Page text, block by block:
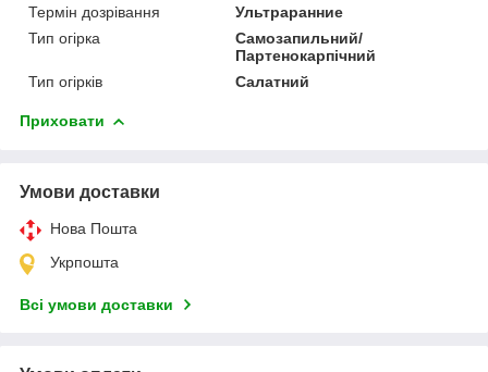
Термін дозрівання
Ультраранние
Тип огірка
Самозапильний/
Партенокарпічний
Тип огірків
Салатний
Приховати
Умови доставки
Нова Пошта
Укрпошта
Всі умови доставки